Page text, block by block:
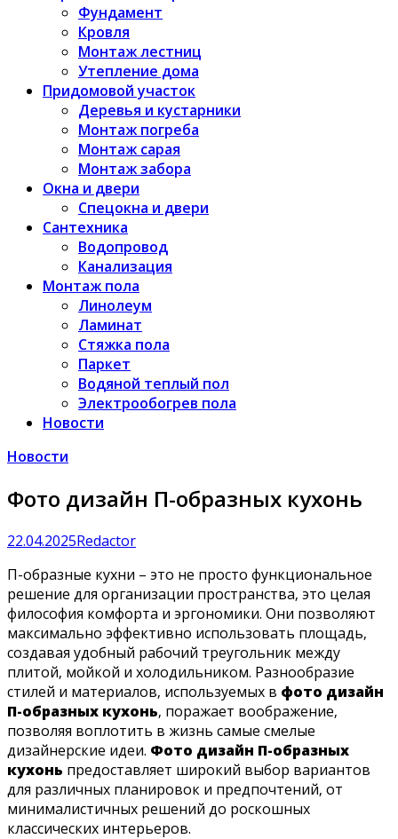
Фундамент
Кровля
Монтаж лестниц
Утепление дома
Придомовой участок
Деревья и кустарники
Монтаж погреба
Монтаж сарая
Монтаж забора
Окна и двери
Спецокна и двери
Сантехника
Водопровод
Канализация
Монтаж пола
Линолеум
Ламинат
Стяжка пола
Паркет
Водяной теплый пол
Электрообогрев пола
Новости
Новости
Фото дизайн П-образных кухонь
22.04.2025Redactor
П-образные кухни – это не просто функциональное
решение для организации пространства‚ это целая
философия комфорта и эргономики. Они позволяют
максимально эффективно использовать площадь‚
создавая удобный рабочий треугольник между
плитой‚ мойкой и холодильником. Разнообразие
стилей и материалов‚ используемых в фото дизайн
П-образных кухонь‚ поражает воображение‚
позволяя воплотить в жизнь самые смелые
дизайнерские идеи. Фото дизайн П-образных
кухонь предоставляет широкий выбор вариантов
для различных планировок и предпочтений‚ от
минималистичных решений до роскошных
классических интерьеров.